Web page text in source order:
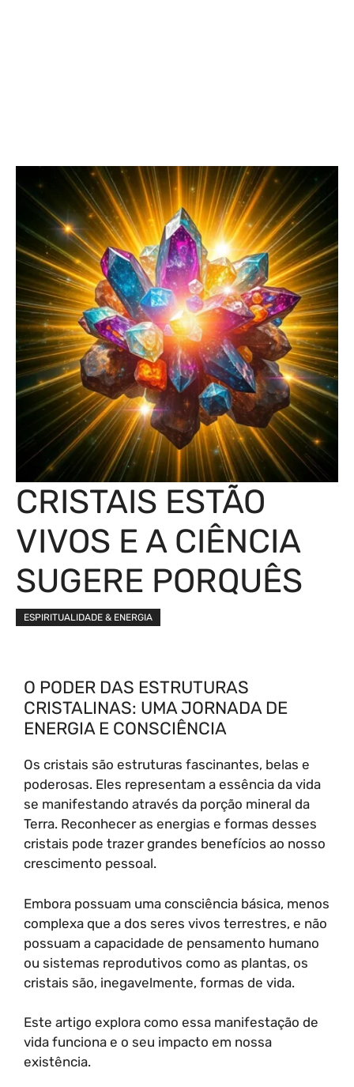
CRISTAIS ESTÃO
VIVOS E A CIÊNCIA
SUGERE PORQUÊS
ESPIRITUALIDADE & ENERGIA
O PODER DAS ESTRUTURAS
CRISTALINAS: UMA JORNADA DE
ENERGIA E CONSCIÊNCIA
Os cristais são estruturas fascinantes, belas e
poderosas. Eles representam a essência da vida
se manifestando através da porção mineral da
Terra. Reconhecer as energias e formas desses
cristais pode trazer grandes benefícios ao nosso
crescimento pessoal.
Embora possuam uma consciência básica, menos
complexa que a dos seres vivos terrestres, e não
possuam a capacidade de pensamento humano
ou sistemas reprodutivos como as plantas, os
cristais são, inegavelmente, formas de vida.
Este artigo explora como essa manifestação de
vida funciona e o seu impacto em nossa
existência.